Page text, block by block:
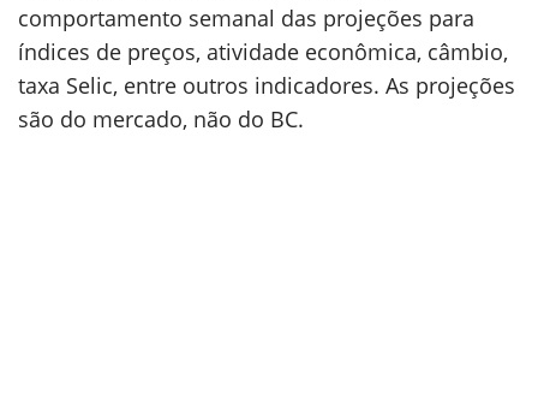
comportamento semanal das projeções para
índices de preços, atividade econômica, câmbio,
taxa Selic, entre outros indicadores. As projeções
são do mercado, não do BC.